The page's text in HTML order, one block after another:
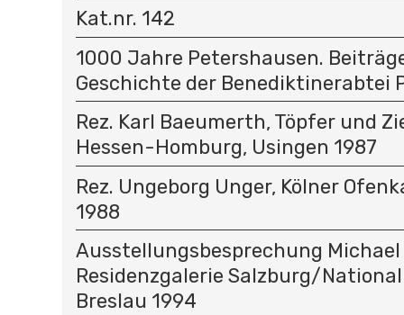
Kat.nr. 142
1000 Jahre Petershausen.
Geschichte der Benediktinerabtei
Rez. Karl Baeumerth, Töpfer und
Hessen-Homburg, Usingen 1987
Rez. Ungeborg Unger, Kölner
1988
Ausstellungsbesprechung
Residenzgalerie Salzburg/
Breslau 1994